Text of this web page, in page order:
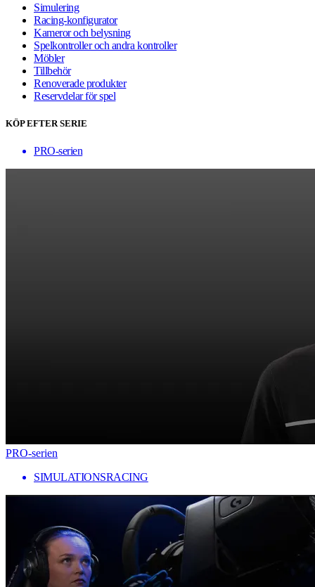
Simulering
Racing-konfigurator
Kameror och belysning
Spelkontroller och andra kontroller
Möbler
Tillbehör
Renoverade produkter
Reservdelar för spel
KÖP EFTER SERIE
PRO-serien
PRO-serien
SIMULATIONSRACING